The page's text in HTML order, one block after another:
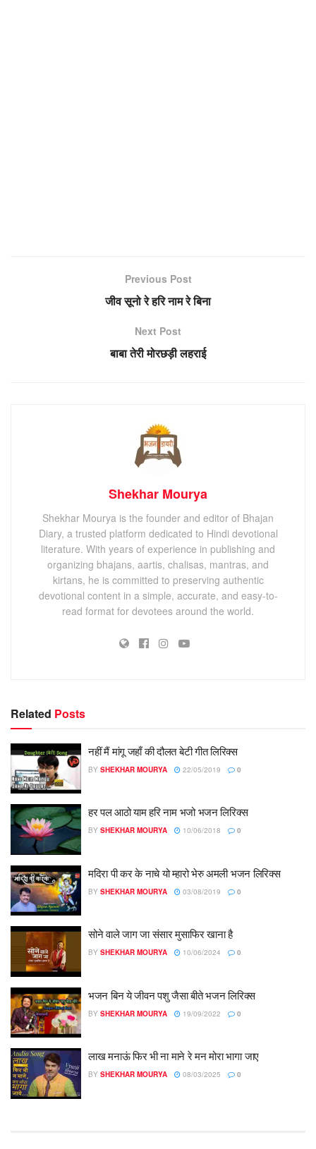
Previous Post
जीव सूनो रे हरि नाम रे बिना
Next Post
बाबा तेरी मोरछड़ी लहराई
Shekhar Mourya
Shekhar Mourya is the founder and editor of Bhajan
Diary, a trusted platform dedicated to Hindi devotional
literature. With years of experience in publishing and
organizing bhajans, aartis, chalisas, mantras, and
kirtans, he is committed to preserving authentic
devotional content in a simple, accurate, and easy-to-
read format for devotees around the world.
Related Posts
नहीं मैं मांगू जहाँ की दौलत बेटी गीत लिरिक्स
BY SHEKHAR MOURYA 22/05/2019 0
हर पल आठो याम हरि नाम भजो भजन लिरिक्स
BY SHEKHAR MOURYA 10/06/2018 0
मदिरा पी कर के नाचे यो म्हारो भेरु अमली भजन लिरिक्स
BY SHEKHAR MOURYA 03/08/2019 0
सोने वाले जाग जा संसार मुसाफिर खाना है
BY SHEKHAR MOURYA 10/06/2024 0
भजन बिन ये जीवन पशु जैसा बीते भजन लिरिक्स
BY SHEKHAR MOURYA 19/09/2022 0
लाख मनाऊं फिर भी ना माने रे मन मोरा भागा जाए
BY SHEKHAR MOURYA 08/03/2025 0